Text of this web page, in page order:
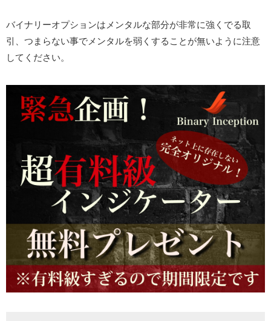
バイナリーオプションはメンタルな部分が非常に強くでる取
引、つまらない事でメンタルを弱くすることが無いように注意
してください。